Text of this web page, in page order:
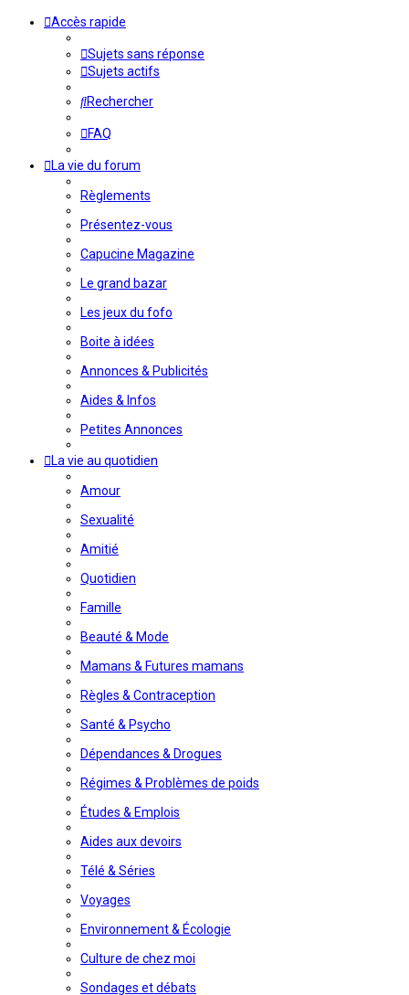
Accès rapide
Sujets sans réponse
Sujets actifs
Rechercher
FAQ
La vie du forum
Règlements
Présentez-vous
Capucine Magazine
Le grand bazar
Les jeux du fofo
Boite à idées
Annonces & Publicités
Aides & Infos
Petites Annonces
La vie au quotidien
Amour
Sexualité
Amitié
Quotidien
Famille
Beauté & Mode
Mamans & Futures mamans
Règles & Contraception
Santé & Psycho
Dépendances & Drogues
Régimes & Problèmes de poids
Études & Emplois
Aides aux devoirs
Télé & Séries
Voyages
Environnement & Écologie
Culture de chez moi
Sondages et débats